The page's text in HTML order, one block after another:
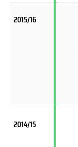
2015/16
2014/15